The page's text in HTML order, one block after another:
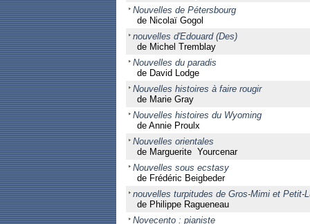
Nouvelles de Pétersbourg
de Nicolaï Gogol
nouvelles d'Edouard (Des)
de Michel Tremblay
Nouvelles du paradis
de David Lodge
Nouvelles histoires à faire rougir
de Marie Gray
Nouvelles histoires du Wyoming
de Annie Proulx
Nouvelles orientales
de Marguerite Yourcenar
Nouvelles sous ecstasy
de Frédéric Beigbeder
nouvelles turpitudes de Gros-Mimi et Petit-
de Philippe Ragueneau
Novecento : pianiste